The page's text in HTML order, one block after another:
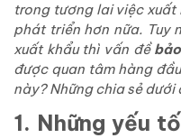
trong tương lai việc
phát triển hơn nữa. Tuy
xuất khẩu thì vấn đề
được quan tâm hàng
này? Những chia sẻ
1. Những yếu